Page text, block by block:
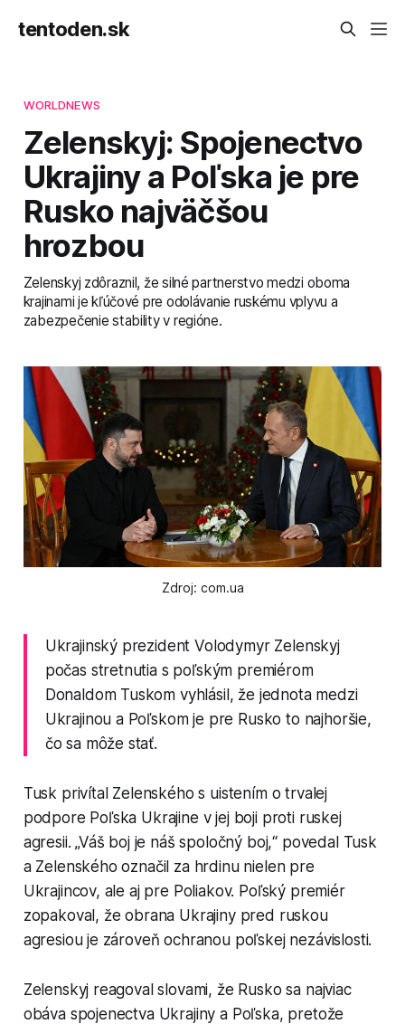
tentoden.sk
WORLDNEWS
Zelenskyj: Spojenectvo
Ukrajiny a Poľska je pre
Rusko najväčšou
hrozbou
Zelenskyj zdôraznil, že silné partnerstvo medzi oboma
krajinami je kľúčové pre odolávanie ruskému vplyvu a
zabezpečenie stability v regióne.
Zdroj: com.ua
Ukrajinský prezident Volodymyr Zelenskyj
počas stretnutia s poľským premiérom
Donaldom Tuskom vyhlásil, že jednota medzi
Ukrajinou a Poľskom je pre Rusko to najhoršie,
čo sa môže stať.
Tusk privítal Zelenského s uistením o trvalej
podpore Poľska Ukrajine v jej boji proti ruskej
agresii. „Váš boj je náš spoločný boj,“ povedal Tusk
a Zelenského označil za hrdinu nielen pre
Ukrajincov, ale aj pre Poliakov. Poľský premiér
zopakoval, že obrana Ukrajiny pred ruskou
agresiou je zároveň ochranou poľskej nezávislosti.
Zelenskyj reagoval slovami, že Rusko sa najviac
obáva spojenectva Ukrajiny a Poľska, pretože